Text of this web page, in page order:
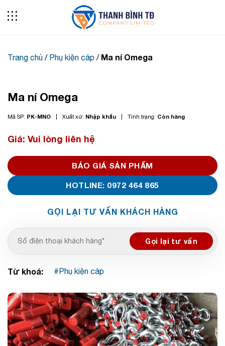
Trang chủ / Phụ kiện cáp / Ma ní Omega
Ma ní Omega
Mã SP: PK-MNO Xuất xứ: Nhập khẩu Tình trạng: Còn hàng
Giá: Vui lòng liên hệ
BÁO GIÁ SẢN PHẨM
HOTLINE: 0972 464 865
GỌI LẠI TƯ VẤN KHÁCH HÀNG
Từ khoá: Phụ kiện cáp